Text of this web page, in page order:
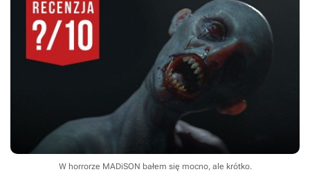
W horrorze MADiSON bałem się mocno, ale krótko.